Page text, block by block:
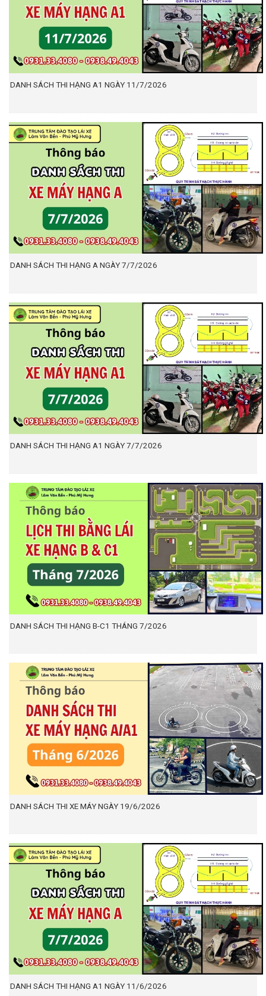
DANH SÁCH THI HẠNG A1 NGÀY 11/7/2026
DANH SÁCH THI HẠNG A NGÀY 7/7/2026
DANH SÁCH THI HẠNG A1 NGÀY 7/7/2026
DANH SÁCH THI HẠNG B-C1 THÁNG 7/2026
DANH SÁCH THI XE MÁY NGÀY 19/6/2026
DANH SÁCH THI HẠNG A1 NGÀY 11/6/2026